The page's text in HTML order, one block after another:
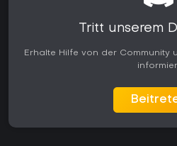
Tritt unserem
Erhalte Hilfe von der Community